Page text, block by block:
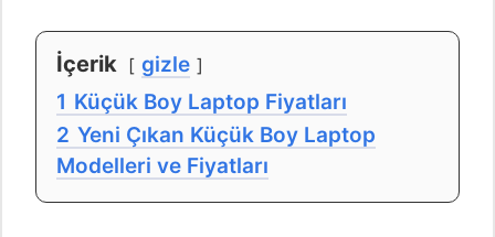
İçerik
gizle
1 Küçük Boy Laptop Fiyatları
2 Yeni Çıkan Küçük Boy Laptop
Modelleri ve Fiyatları